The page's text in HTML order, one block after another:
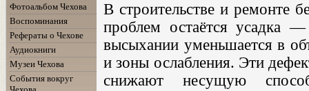
Фотоальбом Чехова
Воспоминания
Рефераты о Чехове
Аудиокниги
Музеи Чехова
События вокруг
В строительстве и ремонте
проблем остаётся усадка
высыхании уменьшается в
и зоны ослабления. Эти
снижают несущую